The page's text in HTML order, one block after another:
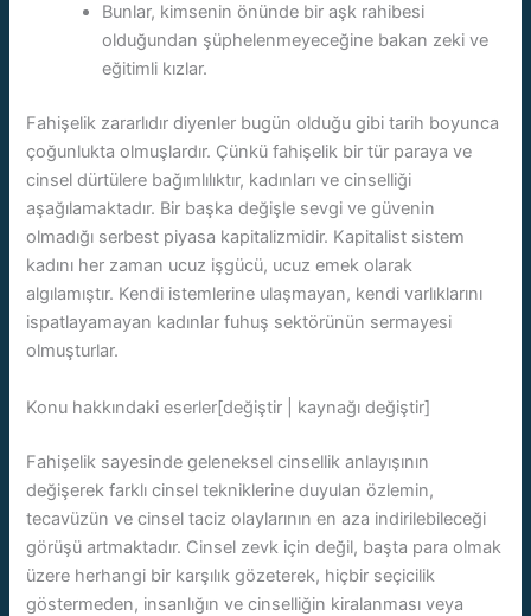
Bunlar, kimsenin önünde bir aşk rahibesi
olduğundan şüphelenmeyeceğine bakan zeki ve
eğitimli kızlar.
Fahişelik zararlıdır diyenler bugün olduğu gibi tarih boyunca
çoğunlukta olmuşlardır. Çünkü fahişelik bir tür paraya ve
cinsel dürtülere bağımlılıktır, kadınları ve cinselliği
aşağılamaktadır. Bir başka değişle sevgi ve güvenin
olmadığı serbest piyasa kapitalizmidir. Kapitalist sistem
kadını her zaman ucuz işgücü, ucuz emek olarak
algılamıştır. Kendi istemlerine ulaşmayan, kendi varlıklarını
ispatlayamayan kadınlar fuhuş sektörünün sermayesi
olmuşturlar.
Konu hakkındaki eserler[değiştir | kaynağı değiştir]
Fahişelik sayesinde geleneksel cinsellik anlayışının
değişerek farklı cinsel tekniklerine duyulan özlemin,
tecavüzün ve cinsel taciz olaylarının en aza indirilebileceği
görüşü artmaktadır. Cinsel zevk için değil, başta para olmak
üzere herhangi bir karşılık gözeterek, hiçbir seçicilik
göstermeden, insanlığın ve cinselliğin kiralanması veya